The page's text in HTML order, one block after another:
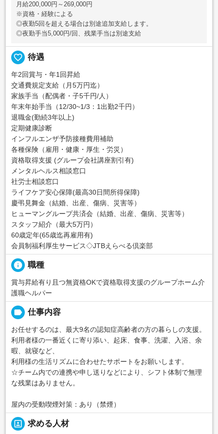
月給200,000円～269,000円
※資格・経験による
◎夜勤5回を超える場合は別途追加支給します。
◎夜勤手当5,000円/回、残業手当は別途支給
favorite_border 待遇
年2回賞与・年1回昇給
交通費規定支給（月5万円迄）
家族手当（配偶者・子5千円/人）
年末年始手当（12/30~1/3：1出勤2千円）
退職金(勤続3年以上)
定期健康診断
インフルエンザ予防接種費用補助
各種保険（雇用・健康・厚生・労災）
資格取得支援 (グループ会社講座割引有)
メンタルヘルス相談窓口
社労士相談窓口
ライフケア安心保障(最高30日間所得保障)
慶弔見舞金（結婚、出産、傷病、災害等）
ヒューマングループ共済会（結婚、出産、傷病、災害等）
スタッフ紹介（最大5万円）
60歳定年(65歳迄再雇用有)
会員制福利厚生サービス◇JTBえらべる倶楽部
info 職種
賞与昇給有り且つ無資格OKで資格取得支援のグループホーム介
護職ヘルパー
label 仕事内容
お任せするのは、最大9名の認知症高齢者の方の暮らしの支援。
利用者様の一番近くに寄り添い、起床、食事、洗濯、入浴、余
暇、就寝など、
利用様の生活リズムに合わせたサポートをお願いします。
☆チーム内での連携や申し送りなどにより、シフト体制で無理
な残業はありません。
屋内の受動喫煙対策：あり（禁煙）
portrait 求める人材